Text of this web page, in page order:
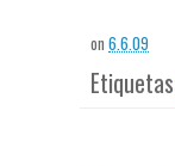
on6.6.09